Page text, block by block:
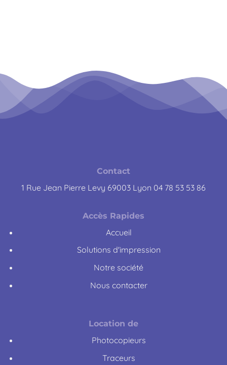
Contact
1 Rue Jean Pierre Levy 69003 Lyon 04 78 53 53 86
Accès Rapides
Accueil
Solutions d'impression
Notre société
Nous contacter
Location de
Photocopieurs
Traceurs